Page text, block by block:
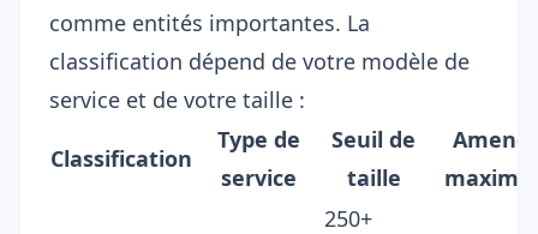
comme entités importantes. La
classification dépend de votre modèle de
service et de votre taille :
Classification
Type de
service
Seuil de
taille
250+